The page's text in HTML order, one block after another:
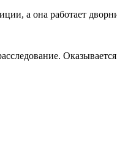
а она работает